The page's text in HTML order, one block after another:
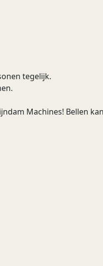
tegelijk.
Machines! Bellen